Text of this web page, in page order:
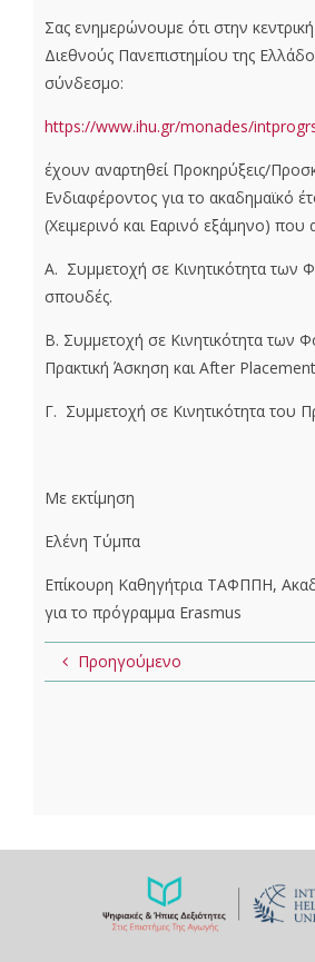
Σας ενημερώνουμε ότι στην
Διεθνούς Πανεπιστημίου της
σύνδεσμο:
https://www.ihu.gr/monades/
έχουν αναρτηθεί Προκηρύξεις/
Ενδιαφέροντος για το ακαδημαϊκό
(Χειμερινό και Εαρινό εξάμηνο)
Α. Συμμετοχή σε Κινητικότητα των
σπουδές.
Β. Συμμετοχή σε Κινητικότητα των
Πρακτική Άσκηση και After
Γ. Συμμετοχή σε Κινητικότητα του
Με εκτίμηση
Ελένη Τύμπα
Επίκουρη Καθηγήτρια ΤΑΦΠΠΗ,
για το πρόγραμμα Erasmus
Προηγούμενο